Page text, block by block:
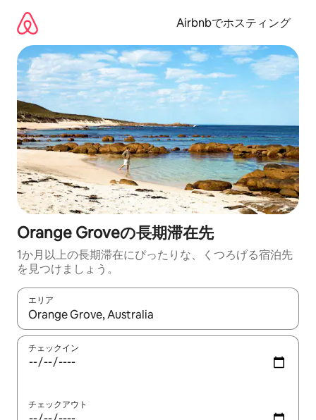
Airbnbでホスティング
Orange Groveの長期滞在先
1か月以上の長期滞在にぴったりな、くつろげる宿泊先
を見つけましょう。
エリア
検索結果が表示されたら、上下の矢印キーを使って移動するか
チェックイン
チェックアウト